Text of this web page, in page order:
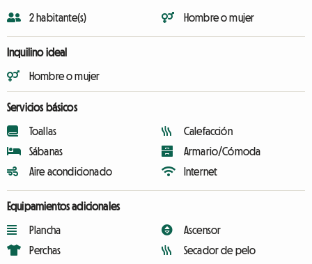
2 habitante(s) Hombre o mujer
Inquilino ideal
Hombre o mujer
Servicios básicos
Toallas
Sábanas
Aire acondicionado
Calefacción
Armario/Cómoda
Internet
Equipamientos adicionales
Plancha
Perchas
Ascensor
Secador de pelo